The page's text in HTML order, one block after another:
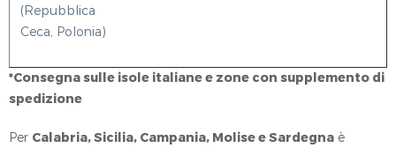
(Repubblica
Ceca, Polonia)
*Consegna sulle isole italiane e zone con supplemento di
spedizione
Per Calabria, Sicilia, Campania, Molise e Sardegna è